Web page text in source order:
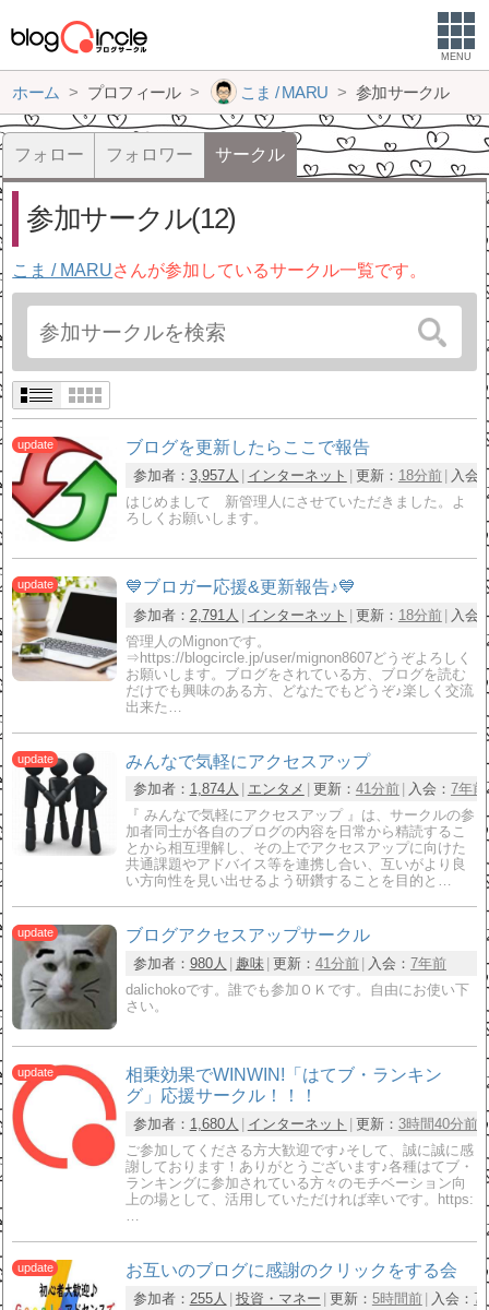
MENU
ホーム プロフィール こま / MARU 参加サークル
フォロー フォロワー サークル
参加サークル(12)
こま / MARUさんが参加しているサークル一覧です。
ブログを更新したらここで報告
参加者： 3,957人 インターネット 更新： 18分前
入会
はじめまして 新管理人にさせていただきました。よ
ろしくお願いします。
💙ブロガー応援&更新報告♪💙
参加者： 2,791人 インターネット 更新： 18分前
入会
管理人のMignonです。
⇒https://blogcircle.jp/user/mignon8607どうぞよろしく
お願いします。ブログをされている方、ブログを読む
だけでも興味のある方、どなたでもどうぞ♪楽しく交流
出来た…
みんなで気軽にアクセスアップ
参加者： 1,874人 エンタメ 更新： 41分前 入会： 7年前
『 みんなで気軽にアクセスアップ 』は、サークルの参
加者同士が各自のブログの内容を日常から精読するこ
とから相互理解し、その上でアクセスアップに向けた
共通課題やアドバイス等を連携し合い、互いがより良
い方向性を見い出せるよう研鑽することを目的と…
ブログアクセスアップサークル
参加者： 980人 趣味 更新： 41分前 入会： 7年前
dalichokoです。誰でも参加ＯＫです。自由にお使い下
さい。
相乗効果でWINWIN!「はてブ・ランキン
グ」応援サークル！！！
参加者： 1,680人 インターネット 更新： 3時間40分前
ご参加してくださる方大歓迎です♪そして、誠に誠に感
謝しております！ありがとうございます♪各種はてブ・
ランキングに参加されている方々のモチベーション向
上の場として、活用していただければ幸いです。https:
お互いのブログに感謝のクリックをする会
参加者： 255人 投資・マネー 更新： 5時間前 入会： 7